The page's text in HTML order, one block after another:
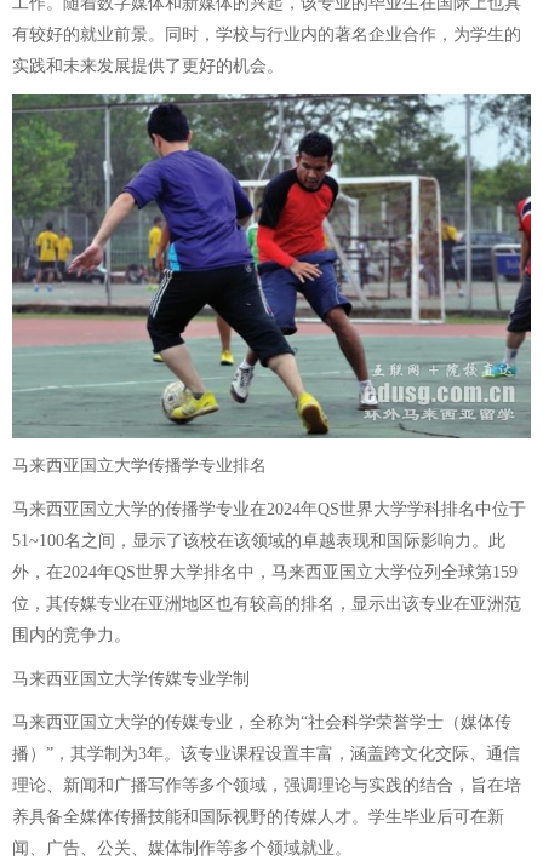
有较好的就业前景。同时，学校与行业内的著名企业合作，为学生的
实践和未来发展提供了更好的机会。
马来西亚国立大学传播学专业排名
马来西亚国立大学的传播学专业在2024年QS世界大学学科排名中位于
51~100名之间，显示了该校在该领域的卓越表现和国际影响力。此
外，在2024年QS世界大学排名中，马来西亚国立大学位列全球第159
位，其传媒专业在亚洲地区也有较高的排名，显示出该专业在亚洲范
围内的竞争力。
马来西亚国立大学传媒专业学制
马来西亚国立大学的传媒专业，全称为“社会科学荣誉学士（媒体传
播）”，其学制为3年。该专业课程设置丰富，涵盖跨文化交际、通信
理论、新闻和广播写作等多个领域，强调理论与实践的结合，旨在培
养具备全媒体传播技能和国际视野的传媒人才。学生毕业后可在新
闻、广告、公关、媒体制作等多个领域就业。